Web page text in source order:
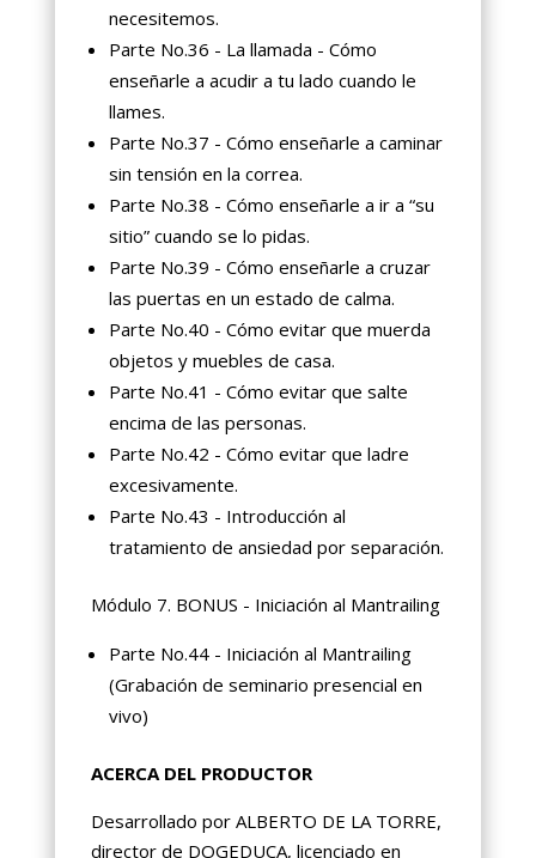
necesitemos.
Parte No.36 - La llamada - Cómo
enseñarle a acudir a tu lado cuando le
llames.
Parte No.37 - Cómo enseñarle a caminar
sin tensión en la correa.
Parte No.38 - Cómo enseñarle a ir a “su
sitio” cuando se lo pidas.
Parte No.39 - Cómo enseñarle a cruzar
las puertas en un estado de calma.
Parte No.40 - Cómo evitar que muerda
objetos y muebles de casa.
Parte No.41 - Cómo evitar que salte
encima de las personas.
Parte No.42 - Cómo evitar que ladre
excesivamente.
Parte No.43 - Introducción al
tratamiento de ansiedad por separación.
Módulo 7. BONUS - Iniciación al Mantrailing
Parte No.44 - Iniciación al Mantrailing
(Grabación de seminario presencial en
vivo)
ACERCA DEL PRODUCTOR
Desarrollado por ALBERTO DE LA TORRE,
director de DOGEDUCA, licenciado en